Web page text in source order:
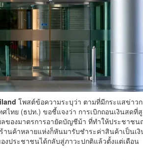
โพสต์ข้อความระบุว่า ตามที่มีกระแสข่าว
ไทย (ธปท.) ขอชี้แจงว่า การเบิกถอนเงินสดที่
ของมาตรการอายัดบัญชีม้า ที่ทำให้ประชาชน
นค้าหลายแห่งก็หันมารับชำระค่าสินค้าเป็นเ
งประชาชนได้กลับสู่ภาวะปกติแล้วตั้งแต่เดือน